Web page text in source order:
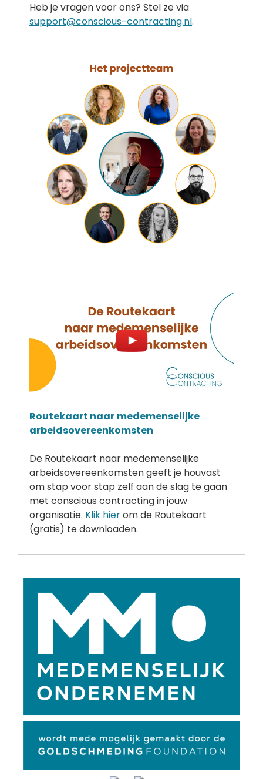
Heb je vragen voor ons? Stel ze via
support@conscious-contracting.nl.
Routekaart naar medemenselijke
arbeidsovereenkomsten
De Routekaart naar medemenselijke
arbeidsovereenkomsten geeft je houvast
om stap voor stap zelf aan de slag te gaan
met conscious contracting in jouw
organisatie. Klik hierom de Routekaart
(gratis) te downloaden.